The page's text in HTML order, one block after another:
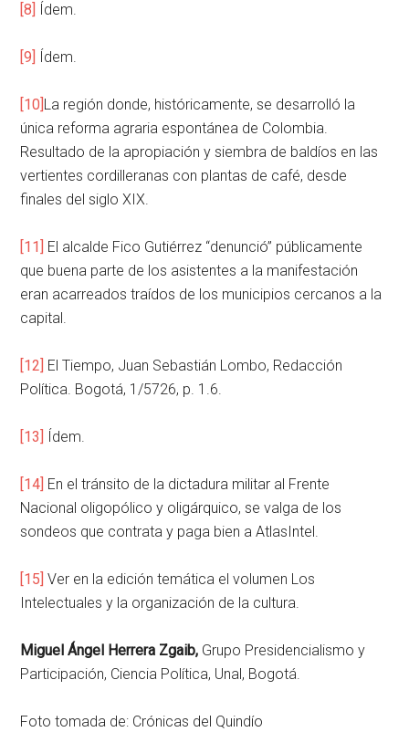
[8] Ídem.
[9] Ídem.
[10]La región donde, históricamente, se desarrolló la
única reforma agraria espontánea de Colombia.
Resultado de la apropiación y siembra de baldíos en las
vertientes cordilleranas con plantas de café, desde
finales del siglo XIX.
[11] El alcalde Fico Gutiérrez “denunció” públicamente
que buena parte de los asistentes a la manifestación
eran acarreados traídos de los municipios cercanos a la
capital.
[12] El Tiempo, Juan Sebastián Lombo, Redacción
Política. Bogotá, 1/5726, p. 1.6.
[13] Ídem.
[14] En el tránsito de la dictadura militar al Frente
Nacional oligopólico y oligárquico, se valga de los
sondeos que contrata y paga bien a AtlasIntel.
[15] Ver en la edición temática el volumen Los
Intelectuales y la organización de la cultura.
Miguel Ángel Herrera Zgaib, Grupo Presidencialismo y
Participación, Ciencia Política, Unal, Bogotá.
Foto tomada de: Crónicas del Quindío